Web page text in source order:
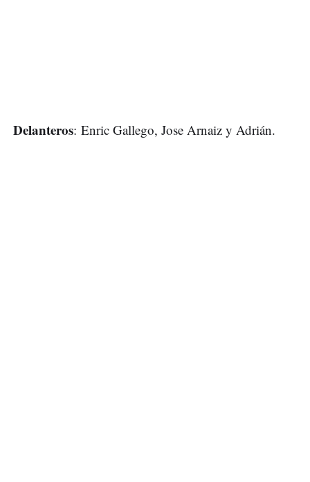
Delanteros: Enric Gallego, Jose Arnaiz y Adrián.